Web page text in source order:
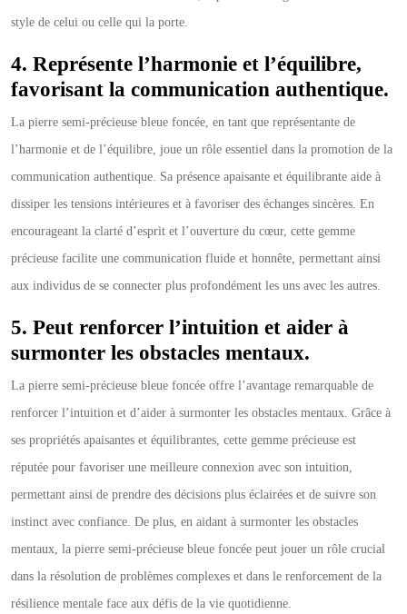
style de celui ou celle qui la porte.
4. Représente l’harmonie et l’équilibre,
favorisant la communication authentique.
La pierre semi-précieuse bleue foncée, en tant que représentante de
l’harmonie et de l’équilibre, joue un rôle essentiel dans la promotion de la
communication authentique. Sa présence apaisante et équilibrante aide à
dissiper les tensions intérieures et à favoriser des échanges sincères. En
encourageant la clarté d’esprit et l’ouverture du cœur, cette gemme
précieuse facilite une communication fluide et honnête, permettant ainsi
aux individus de se connecter plus profondément les uns avec les autres.
5. Peut renforcer l’intuition et aider à
surmonter les obstacles mentaux.
La pierre semi-précieuse bleue foncée offre l’avantage remarquable de
renforcer l’intuition et d’aider à surmonter les obstacles mentaux. Grâce à
ses propriétés apaisantes et équilibrantes, cette gemme précieuse est
réputée pour favoriser une meilleure connexion avec son intuition,
permettant ainsi de prendre des décisions plus éclairées et de suivre son
instinct avec confiance. De plus, en aidant à surmonter les obstacles
mentaux, la pierre semi-précieuse bleue foncée peut jouer un rôle crucial
dans la résolution de problèmes complexes et dans le renforcement de la
résilience mentale face aux défis de la vie quotidienne.